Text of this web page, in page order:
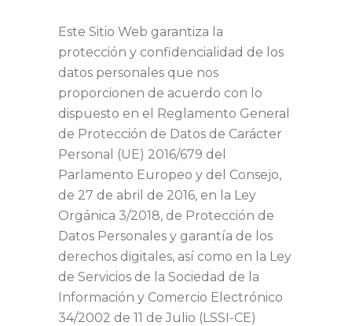
Este Sitio Web garantiza la
protección y confidencialidad de los
datos personales que nos
proporcionen de acuerdo con lo
dispuesto en el Reglamento General
de Protección de Datos de Carácter
Personal (UE) 2016/679 del
Parlamento Europeo y del Consejo,
de 27 de abril de 2016, en la Ley
Orgánica 3/2018, de Protección de
Datos Personales y garantía de los
derechos digitales, así como en la Ley
de Servicios de la Sociedad de la
Información y Comercio Electrónico
34/2002 de 11 de Julio (LSSI-CE)